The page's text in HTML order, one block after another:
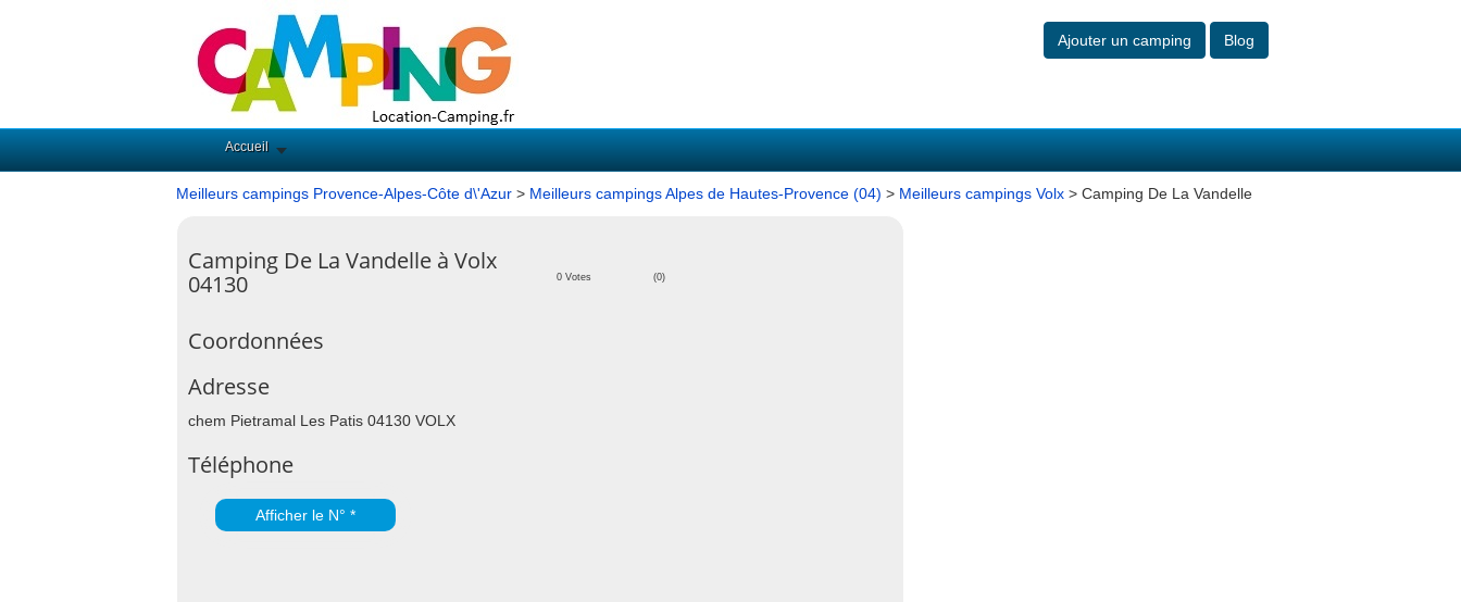
Ajouter un camping Blog
Accueil
Meilleurs campings Provence-Alpes-Côte d\'Azur > Meilleurs campings Alpes de Hautes-Provence (04) > Meilleurs campings Volx > Camping De La Vandelle
Camping De La Vandelle à Volx
04130
0 Votes (0)
Coordonnées
Adresse
chem Pietramal Les Patis 04130 VOLX
Téléphone
Afficher le N° *